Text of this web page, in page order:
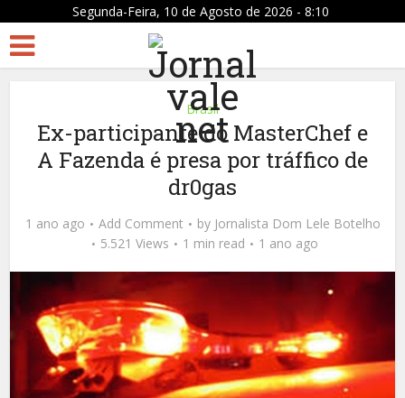
Segunda-Feira, 10 de Agosto de 2026 - 8:10
Brasil
Ex-participante do MasterChef e
A Fazenda é presa por tráffico de
dr0gas
1 ano ago Add Comment by Jornalista Dom Lele Botelho
5.521 Views
1 min read 1 ano ago